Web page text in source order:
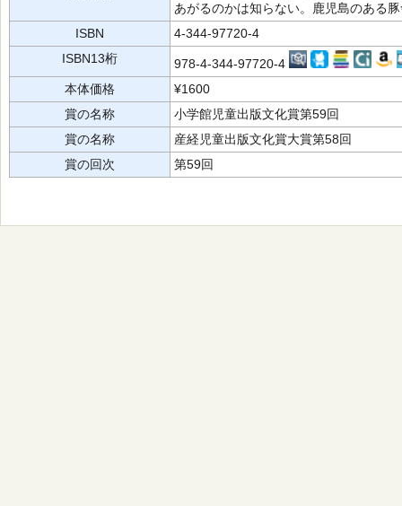
あがるのかは知らない。鹿児島のある
ISBN
4-344-97720-4
ISBN13桁
978-4-344-97720-4
本体価格
¥1600
賞の名称
小学館児童出版文化賞第59回
賞の名称
産経児童出版文化賞大賞第58回
賞の回次
第59回